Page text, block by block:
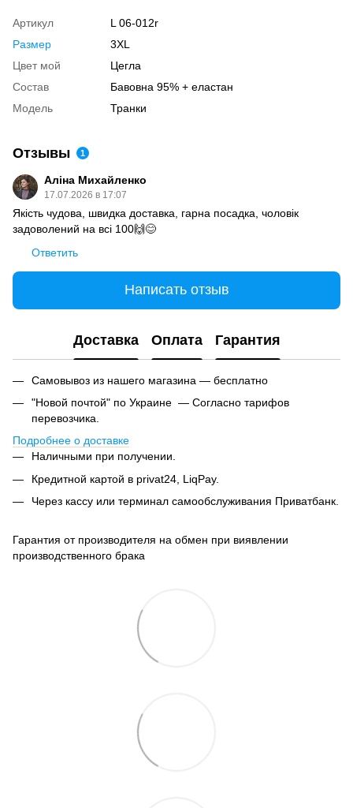
Артикул
L 06-012r
Размер
3XL
Цвет мой
Цегла
Состав
Бавовна 95% + еластан
Модель
Транки
Отзывы 1
Аліна Михайленко
17.07.2026 в 17:07
Якість чудова, швидка доставка, гарна посадка, чоловік
задоволений на всі 100🙌😊
Ответить
Написать отзыв
Доставка Оплата Гарантия
Самовывоз из нашего магазина — бесплатно
"Новой почтой" по Украине — Согласно тарифов
перевозчика.
Подробнее о доставке
Наличными при получении.
Кредитной картой в privat24, LiqPay.
Через кассу или терминал самообслуживания Приватбанк.
Гарантия от производителя на обмен при виявлении
производственного брака